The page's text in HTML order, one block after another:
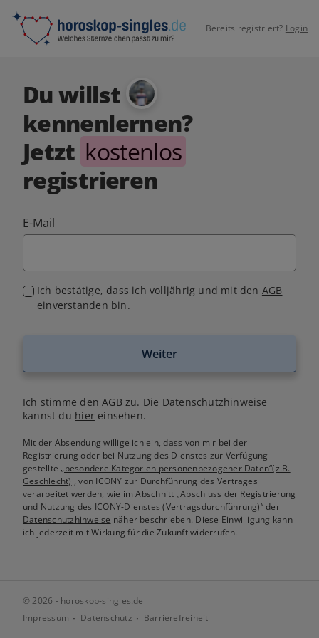
Bereits registriert? Login
Du willst
kennenlernen?
Jetzt kostenlos
registrieren
E-Mail
Ich bestätige, dass ich volljährig und mit den AGB
einverstanden bin.
Weiter
Ich stimme denAGB zu. Die Datenschutzhinweise
kannst du hiereinsehen.
Mit der Absendung willige ich ein, dass von mir bei der
Registrierung oder bei Nutzung des Dienstes zur Verfügung
gestellte„besondere Kategorien personenbezogener Daten“(z.B.
Geschlecht) , von ICONY zur Durchführung des Vertrages
verarbeitet werden, wie im Abschnitt „Abschluss der Registrierung
und Nutzung des ICONY-Dienstes (Vertragsdurchführung)“ der
Datenschutzhinweise näher beschrieben. Diese Einwilligung kann
ich jederzeit mit Wirkung für die Zukunft widerrufen.
© 2026 - horoskop-singles.de
Impressum
Datenschutz Barrierefreiheit